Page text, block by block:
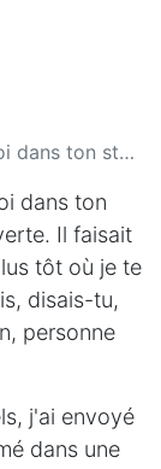
ton studio...
dans ton
Il faisait
tôt où je te
disais-tu,
personne
j'ai envoyé
dans une